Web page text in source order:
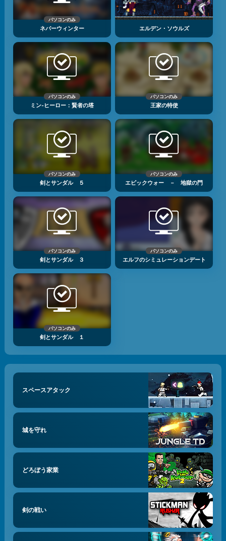
パソコンのみ
ネバーウィンター エルデン・ソウルズ
パソコンのみ
ミン‐ヒーロー：賢者の塔
パソコンのみ
王家の特使
パソコンのみ
剣とサンダル ５
パソコンのみ
エピックウォー － 地獄の門
パソコンのみ
剣とサンダル ３
パソコンのみ
エルフのシミュレーションデート
パソコンのみ
剣とサンダル １
スペースアタック
城を守れ
どろぼう家業
剣の戦い